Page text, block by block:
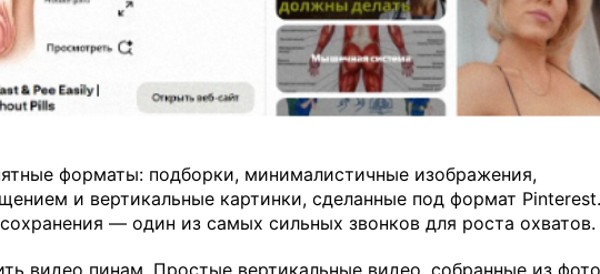
форматы: подборки, минималистичные изображения,
и вертикальные картинки, сделанные под формат Pinterest.
— один из самых сильных звонков для роста охватов.
видео пинам. Простые вертикальные видео, собранные из фото